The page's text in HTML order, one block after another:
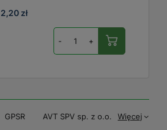
2,20 zł
- +
GPSR AVT SPV sp. z o.o.
Więcej